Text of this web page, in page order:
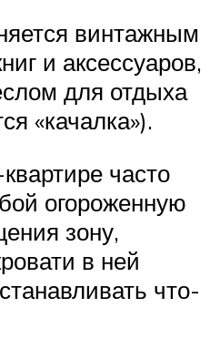
винтажным
и аксессуаров,
для отдыха
«качалка»).
часто
огороженную
зону,
в ней
что-